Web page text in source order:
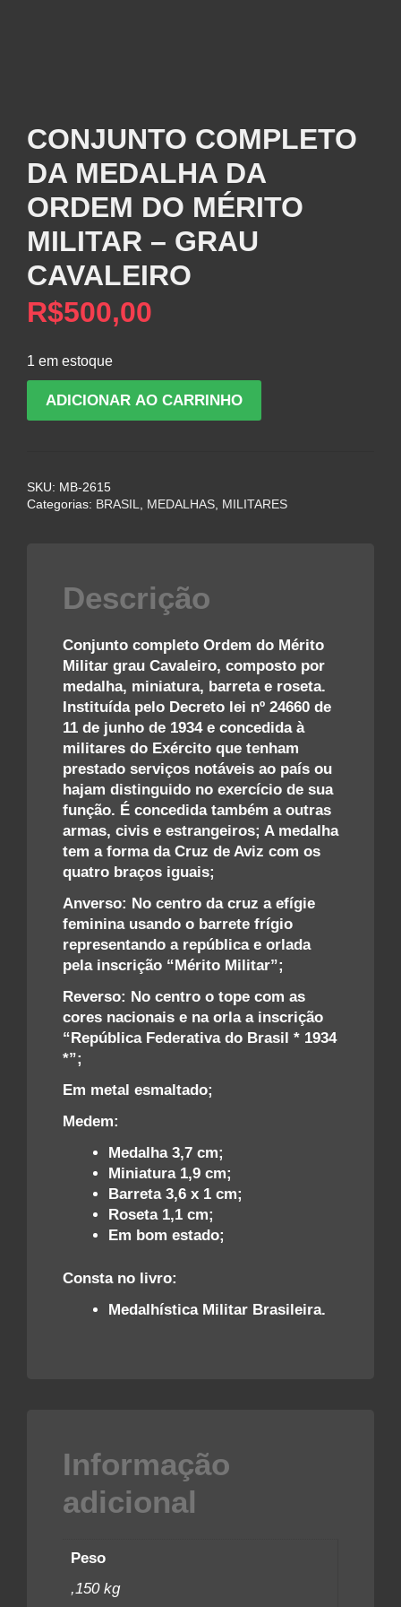
CONJUNTO COMPLETO
DA MEDALHA DA
ORDEM DO MÉRITO
MILITAR – GRAU
CAVALEIRO
R$500,00
1 em estoque
COMPLETO
ORDEM
DO
quantidade
ADICIONAR AO CARRINHO
SKU: MB-2615
Categorias: BRASIL, MEDALHAS, MILITARES
Descrição
Conjunto completo Ordem do Mérito
Militar grau Cavaleiro, composto por
medalha, miniatura, barreta e roseta.
Instituída pelo Decreto lei nº 24660 de
11 de junho de 1934 e concedida à
militares do Exército que tenham
prestado serviços notáveis ao país ou
hajam distinguido no exercício de sua
função. É concedida também a outras
armas, civis e estrangeiros; A medalha
tem a forma da Cruz de Aviz com os
quatro braços iguais;
Anverso: No centro da cruz a efígie
feminina usando o barrete frígio
representando a república e orlada
pela inscrição “Mérito Militar”;
Reverso: No centro o tope com as
cores nacionais e na orla a inscrição
“República Federativa do Brasil * 1934
*”;
Em metal esmaltado;
Medem:
Medalha 3,7 cm;
Miniatura 1,9 cm;
Barreta 3,6 x 1 cm;
Roseta 1,1 cm;
Em bom estado;
Consta no livro:
Medalhística Militar Brasileira.
Informação
adicional
Peso
,150 kg